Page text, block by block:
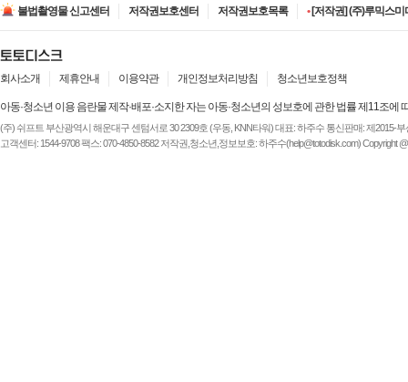
불법촬영물 신고센터 저작권보호센터 저작권보호목록
•[저작권] (주)루믹스미
•[저작권] (주)JAYE -
회사소개 제휴안내 이용약관 개인정보처리방침 청소년보호정책
아동·청소년 이용 음란물 제작·배포·소지한 자는 아동·청소년의 성보호에 관한 법률 제11조에
(주) 쉬프트 부산광역시 해운대구 센텀서로 30 2309호 (우동, KNN타워) 대표: 하주수 통신판매: 제2015-
고객센터: 1544-9708 팩스: 070-4850-8582 저작권,청소년,정보보호: 하주수(help@totodisk.com) Copyright